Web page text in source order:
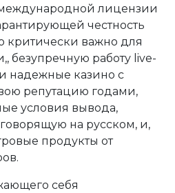
лицензии
честность
критически важно для
безупречную работу live-
надежные казино с
репутацию годами,
условия вывода,
на русском, и,
продукты от
себя